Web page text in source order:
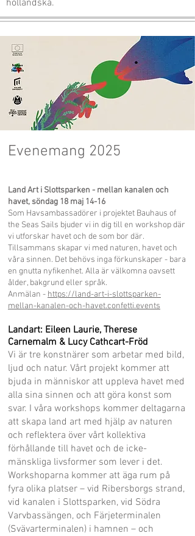
holländska.
Evenemang 2025
Land Art i Slottsparken - mellan kanalen och
havet, söndag 18 maj 14-16
Som Havsambassadörer i projektet Bauhaus of
the Seas Sails bjuder vi in dig till en workshop där
vi utforskar havet och de som bor där.
Tillsammans skapar vi med naturen, havet och
våra sinnen. Det behövs inga förkunskaper - bara
en gnutta nyfikenhet. Alla är välkomna oavsett
ålder, bakgrund eller språk.
Anmälan - https://land-art-i-slottsparken-
mellan-kanalen-och-havet.confetti.events
Landart: Eileen Laurie, Therese
Carnemalm & Lucy Cathcart-Fröd
Vi är tre konstnärer som arbetar med bild,
ljud och natur. Vårt projekt kommer att
bjuda in människor att uppleva havet med
alla sina sinnen och att göra konst som
svar. I våra workshops kommer deltagarna
att skapa land art med hjälp av naturen
och reflektera över vårt kollektiva
förhållande till havet och de icke-
mänskliga livsformer som lever i det.
Workshoparna kommer att äga rum på
fyra olika platser – vid Ribersborgs strand,
vid kanalen i Slottsparken, vid Södra
Varvbassängen, och Färjeterminalen
(Svävarterminalen) i hamnen – och